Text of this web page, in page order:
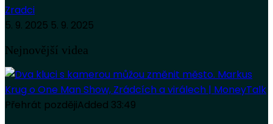
Zradci
5. 9. 2025 5. 9. 2025
Nejnovější videa
Přehrát pozdějiAdded 33:49